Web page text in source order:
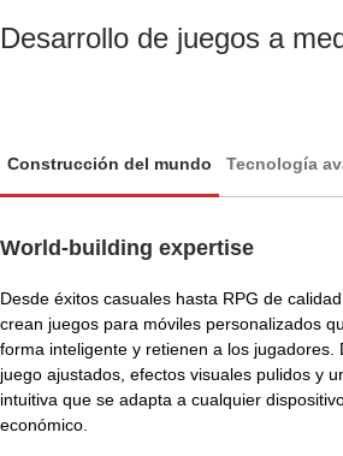
Desarrollo de juegos a
Construcción del mundo Tecnología
World-building expertise
Desde éxitos casuales hasta RPG de
crean juegos para móviles personalizados
forma inteligente y retienen a los jugadores.
juego ajustados, efectos visuales pulidos y
intuitiva que se adapta a cualquier
económico.